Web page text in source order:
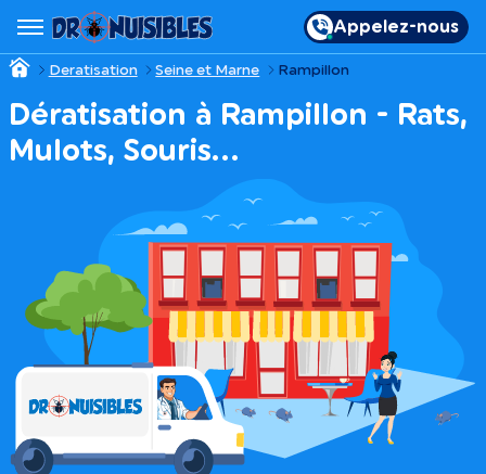
Appelez-nous
Deratisation Seine et Marne Rampillon
Dératisation à Rampillon - Rats,
Mulots, Souris…